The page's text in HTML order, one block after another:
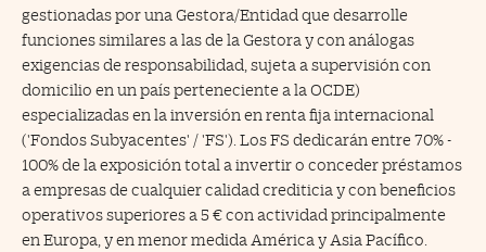
gestionadas por una Gestora/Entidad que desarrolle
funciones similares a las de la Gestora y con análogas
exigencias de responsabilidad, sujeta a supervisión con
domicilio en un país perteneciente a la OCDE)
especializadas en la inversión en renta fija internacional
('Fondos Subyacentes' / 'FS'). Los FS dedicarán entre 70% -
100% de la exposición total a invertir o conceder préstamos
a empresas de cualquier calidad crediticia y con beneficios
operativos superiores a 5 € con actividad principalmente
en Europa, y en menor medida América y Asia Pacífico.